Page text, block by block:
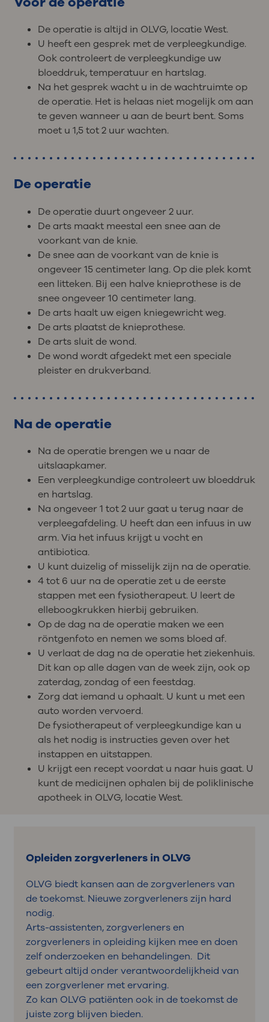
De operatie is altijd in OLVG, locatie West.
U heeft een gesprek met de verpleegkundige.
Ook controleert de verpleegkundige uw
bloeddruk, temperatuur en hartslag.
Na het gesprek wacht u in de wachtruimte op
de operatie. Het is helaas niet mogelijk om aan
te geven wanneer u aan de beurt bent. Soms
moet u 1,5 tot 2 uur wachten.
De operatie
De operatie duurt ongeveer 2 uur.
De arts maakt meestal een snee aan de
voorkant van de knie.
De snee aan de voorkant van de knie is
ongeveer 15 centimeter lang. Op die plek komt
een litteken. Bij een halve knieprothese is de
snee ongeveer 10 centimeter lang.
De arts haalt uw eigen kniegewricht weg.
De arts plaatst de knieprothese.
De arts sluit de wond.
De wond wordt afgedekt met een speciale
pleister en drukverband.
Na de operatie
Na de operatie brengen we u naar de
uitslaapkamer.
Een verpleegkundige controleert uw bloeddruk
en hartslag.
Na ongeveer 1 tot 2 uur gaat u terug naar de
verpleegafdeling. U heeft dan een infuus in uw
arm. Via het infuus krijgt u vocht en
antibiotica.
U kunt duizelig of misselijk zijn na de operatie.
4 tot 6 uur na de operatie zet u de eerste
stappen met een fysiotherapeut. U leert de
elleboogkrukken hierbij gebruiken.
Op de dag na de operatie maken we een
röntgenfoto en nemen we soms bloed af.
U verlaat de dag na de operatie het ziekenhuis.
Dit kan op alle dagen van de week zijn, ook op
zaterdag, zondag of een feestdag.
Zorg dat iemand u ophaalt. U kunt u met een
auto worden vervoerd.
De fysiotherapeut of verpleegkundige kan u
als het nodig is instructies geven over het
instappen en uitstappen.
U krijgt een recept voordat u naar huis gaat. U
kunt de medicijnen ophalen bij de poliklinische
apotheek in OLVG, locatie West.
Opleiden zorgverleners in OLVG
OLVG biedt kansen aan de zorgverleners van
de toekomst. Nieuwe zorgverleners zijn hard
nodig.
Arts-assistenten, zorgverleners en
zorgverleners in opleiding kijken mee en doen
zelf onderzoeken en behandelingen. Dit
gebeurt altijd onder verantwoordelijkheid van
een zorgverlener met ervaring.
Zo kan OLVG patiënten ook in de toekomst de
juiste zorg blijven bieden.